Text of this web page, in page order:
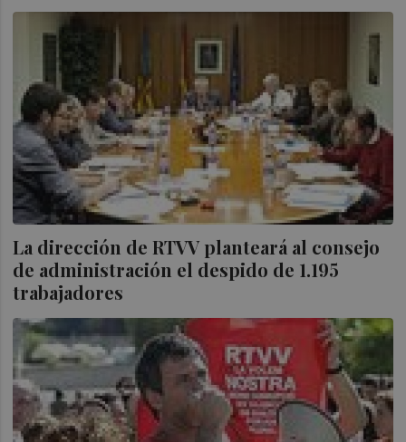
La dirección de RTVV planteará al consejo
de administración el despido de 1.195
trabajadores